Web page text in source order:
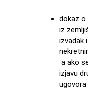
dokaz o
iz
izvadak
a ako
izjavu
ugovora